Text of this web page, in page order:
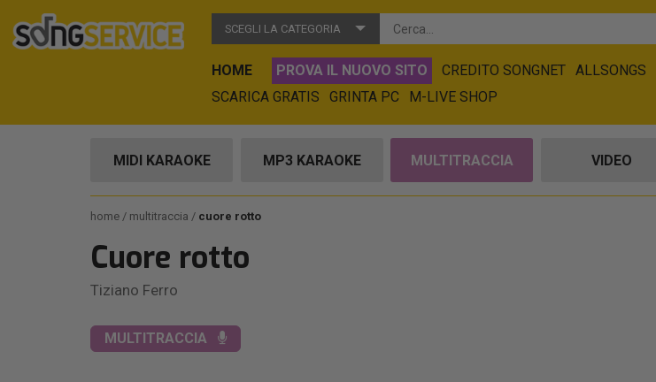
SCEGLI LA CATEGORIA
HOME PROVA IL NUOVO SITO CREDITO SONGNET ALLSONGS
SCARICA GRATIS
GRINTA PC M-LIVE SHOP
MIDI KARAOKE MP3 KARAOKE MULTITRACCIA VIDEO
home multitraccia cuore rotto
Cuore rotto
Tiziano Ferro
MULTITRACCIA